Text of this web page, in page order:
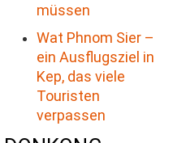
müssen
Wat Phnom Sier –
ein Ausflugsziel in
Kep, das viele
Touristen
verpassen